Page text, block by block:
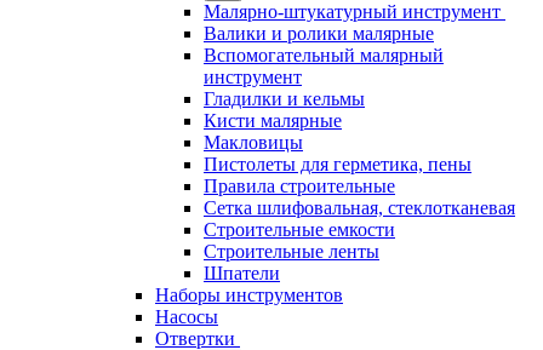
Малярно-штукатурный инструмент
Валики и ролики малярные
Вспомогательный малярный
инструмент
Гладилки и кельмы
Кисти малярные
Макловицы
Пистолеты для герметика, пены
Правила строительные
Сетка шлифовальная, стеклотканевая
Строительные емкости
Строительные ленты
Шпатели
Наборы инструментов
Насосы
Отвертки